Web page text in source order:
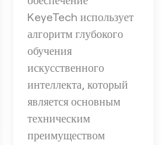
KeyeTech использует
алгоритм глубокого
обучения
искусственного
интеллекта, который
является основным
техническим
преимуществом